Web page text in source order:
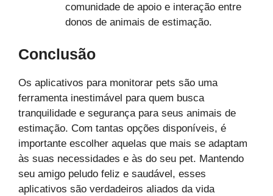
comunidade de apoio e interação entre
donos de animais de estimação.
Conclusão
Os aplicativos para monitorar pets são uma
ferramenta inestimável para quem busca
tranquilidade e segurança para seus animais de
estimação. Com tantas opções disponíveis, é
importante escolher aquelas que mais se adaptam
às suas necessidades e às do seu pet. Mantendo
seu amigo peludo feliz e saudável, esses
aplicativos são verdadeiros aliados da vida